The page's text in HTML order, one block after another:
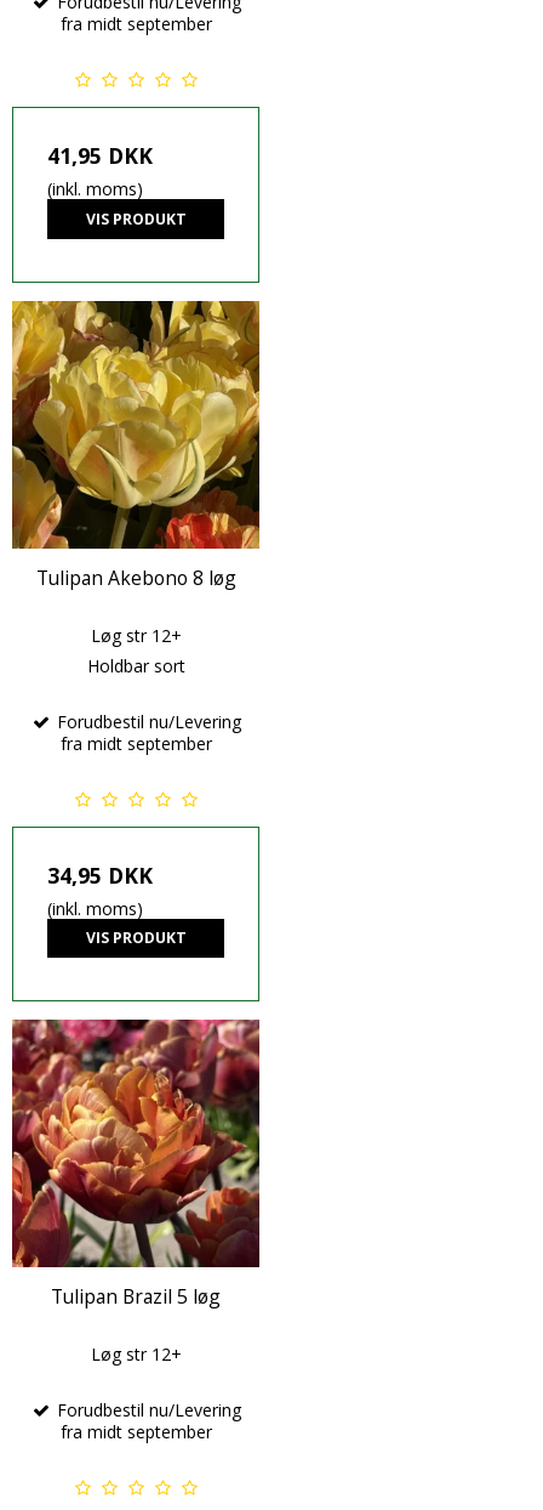
fra midt september
41,95 DKK
(inkl. moms)
VIS PRODUKT
Tulipan Akebono 8 løg
Løg str 12+
Holdbar sort
Forudbestil nu/Levering
fra midt september
34,95 DKK
(inkl. moms)
VIS PRODUKT
Tulipan Brazil 5 løg
Løg str 12+
Forudbestil nu/Levering
fra midt september